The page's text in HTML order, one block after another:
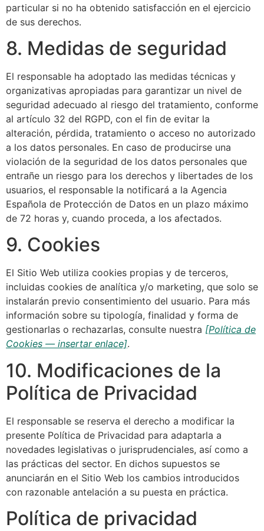
particular si no ha obtenido satisfacción en el ejercicio
de sus derechos.
8. Medidas de seguridad
El responsable ha adoptado las medidas técnicas y
organizativas apropiadas para garantizar un nivel de
seguridad adecuado al riesgo del tratamiento, conforme
al artículo 32 del RGPD, con el fin de evitar la
alteración, pérdida, tratamiento o acceso no autorizado
a los datos personales. En caso de producirse una
violación de la seguridad de los datos personales que
entrañe un riesgo para los derechos y libertades de los
usuarios, el responsable la notificará a la Agencia
Española de Protección de Datos en un plazo máximo
de 72 horas y, cuando proceda, a los afectados.
9. Cookies
El Sitio Web utiliza cookies propias y de terceros,
incluidas cookies de analítica y/o marketing, que solo se
instalarán previo consentimiento del usuario. Para más
información sobre su tipología, finalidad y forma de
gestionarlas o rechazarlas, consulte nuestra [Política de
Cookies — insertar enlace].
10. Modificaciones de la
Política de Privacidad
El responsable se reserva el derecho a modificar la
presente Política de Privacidad para adaptarla a
novedades legislativas o jurisprudenciales, así como a
las prácticas del sector. En dichos supuestos se
anunciarán en el Sitio Web los cambios introducidos
con razonable antelación a su puesta en práctica.
Política de privacidad